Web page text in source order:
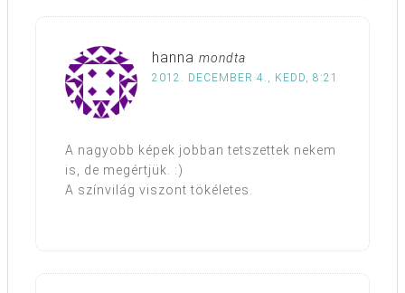
hanna mondta
2012. DECEMBER 4., KEDD, 8:21
A nagyobb képek jobban tetszettek nekem
is, de megértjük. :)
A színvilág viszont tökéletes.